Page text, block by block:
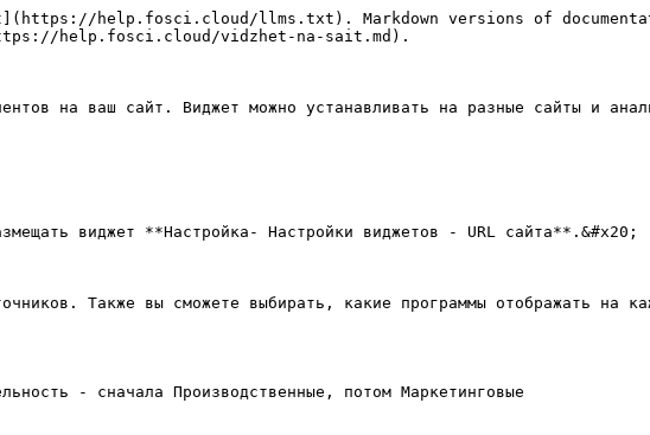
help.fosci.cloud/llms.txt). Markdown versions of
help.fosci.cloud/vidzhet-na-sait.md).
на ваш сайт. Виджет можно устанавливать на разные сайты и
виджет **Настройка- Настройки виджетов - URL сайта**.&#x20;
Также вы сможете выбирать, какие программы отображать на
- сначала Производственные, потом Маркетинговые